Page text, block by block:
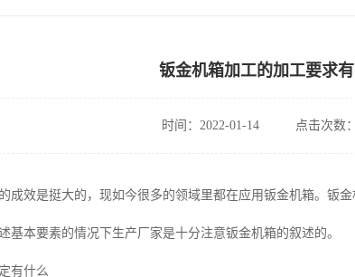
钣金机箱加工的加工要求
时间：2022-01-14 点击次数
成效是挺大的，现如今很多的领域里都在应用钣金机箱。钣
基本要素的情况下生产厂家是十分注意钣金机箱的叙述的。
有什么